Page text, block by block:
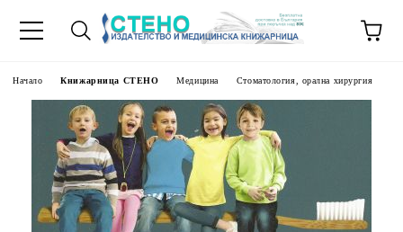
Начало Книжарница СТЕНО Медицина Стоматология, орална хирургия